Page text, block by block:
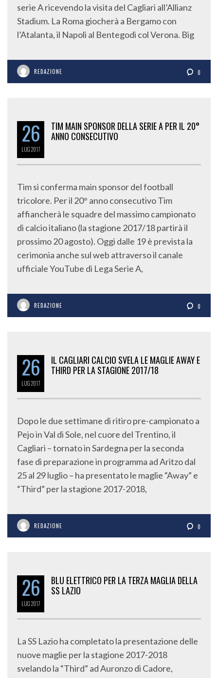
serie A ricevendo la visita del Cagliari all’Allianz
Stadium. La Roma giocherà a Bergamo con
l’Atalanta, il Napoli al Bentegodi col Verona. Big
REDAZIONE 0
26
LUG2017
TIM MAIN SPONSOR DELLA SERIE A PER IL 20°
ANNO CONSECUTIVO
Tim si conferma main sponsor del football
tricolore. Per il 20° anno consecutivo Tim
affiancherà le squadre del massimo campionato
di calcio italiano (la stagione 2017/18 partirà il
prossimo 20 agosto). Oggi dalle 19 è prevista la
cerimonia anche sul web attraverso il canale
ufficiale YouTube di Lega Serie A,
REDAZIONE 0
26
LUG2017
IL CAGLIARI CALCIO SVELA LE MAGLIE AWAY E
THIRD PER LA STAGIONE 2017/18
Dopo le due settimane di ritiro pre-campionato a
Pejo in Val di Sole, nel cuore del Trentino, il
Cagliari – tornato in Sardegna per la seconda
fase di preparazione in programma ad Aritzo dal
25 al 29 luglio – ha presentato le maglie “Away” e
“Third” per la stagione 2017-2018,
REDAZIONE 0
26
LUG2017
BLU ELETTRICO PER LA TERZA MAGLIA DELLA
SS LAZIO
La SS Lazio ha completato la presentazione delle
nuove maglie per la stagione 2017-2018
svelando la “Third” ad Auronzo di Cadore,